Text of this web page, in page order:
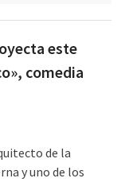
este
comedia
de la
y uno de los